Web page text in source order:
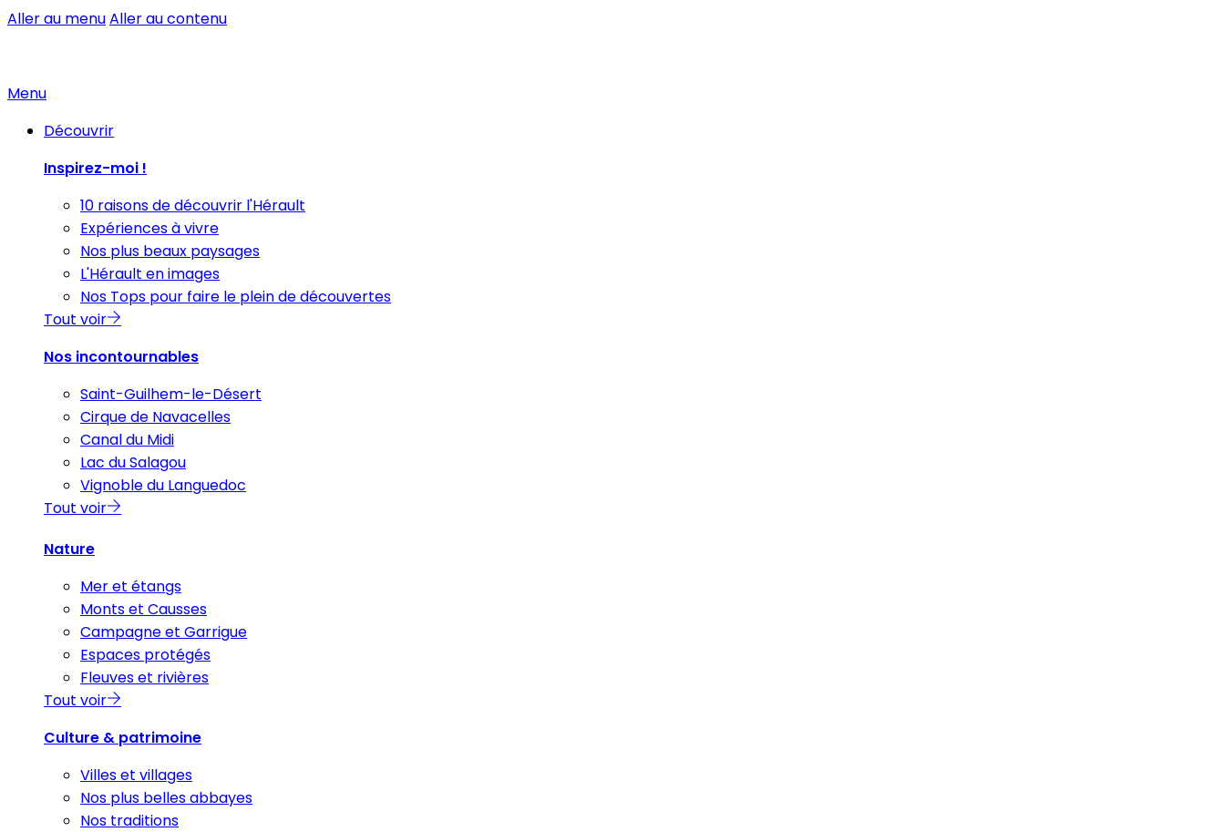
Aller au menuAller au contenu
Menu
Découvrir
Inspirez-moi !
10 raisons de découvrir l'Hérault
Expériences à vivre
Nos plus beaux paysages
L'Hérault en images
Nos Tops pour faire le plein de découvertes
Tout voir
Nos incontournables
Saint-Guilhem-le-Désert
Cirque de Navacelles
Canal du Midi
Lac du Salagou
Vignoble du Languedoc
Tout voir
Nature
Mer et étangs
Monts et Causses
Campagne et Garrigue
Espaces protégés
Fleuves et rivières
Tout voir
Culture & patrimoine
Villes et villages
Nos plus belles abbayes
Nos traditions